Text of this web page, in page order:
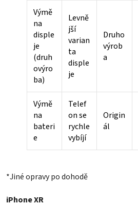
Výmě
na
disple
je
(druh
ovýro
ba)
Levně
jší
varian
ta
disple
je
Druho
výrob
a
Výmě
na
bateri
e
Telef
on se
rychle
vybíjí
Origin
ál
*Jiné opravy po dohodě
iPhone XR